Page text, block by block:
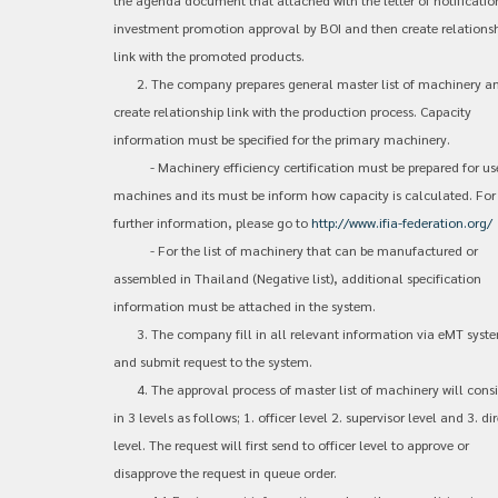
investment promotion approval by BOI and then create
link with the promoted products.
2. The company prepares general master list of machinery
create relationship link with the production process. Capacity
information must be specified for the primary machinery.
- Machinery efficiency certification must be prepared for
machines and its must be inform how capacity is calculated. For
further information, please go tohttp://www.ifia-federation.org/
- For the list of machinery that can be manufactured or
assembled in Thailand (Negative list), additional specification
information must be attached in the system.
3. The company fill in all relevant information via eMT
and submit request to the system.
4. The approval process of master list of machinery will
in 3 levels as follows; 1. officer level 2. supervisor level and 3.
level. The request will first send to officer level to approve or
disapprove the request in queue order.